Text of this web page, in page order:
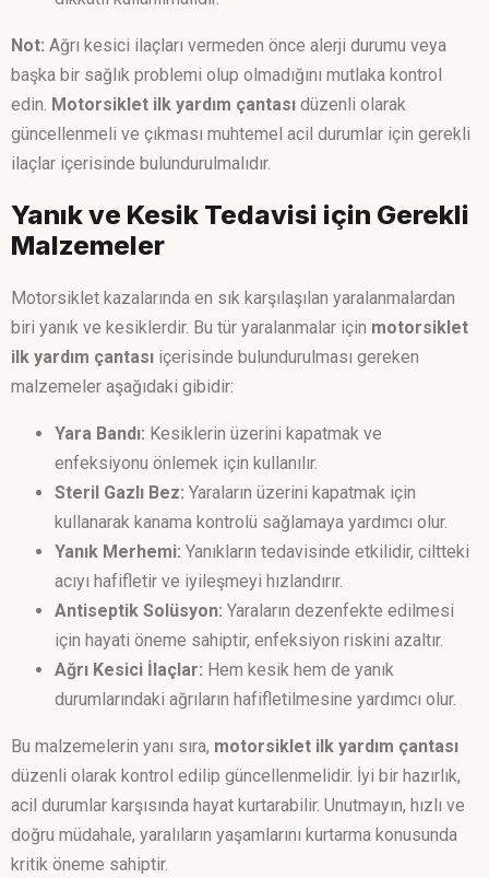
Not: Ağrı kesici ilaçları vermeden önce alerji durumu veya
başka bir sağlık problemi olup olmadığını mutlaka kontrol
edin. Motorsiklet ilk yardım çantası düzenli olarak
güncellenmeli ve çıkması muhtemel acil durumlar için gerekli
ilaçlar içerisinde bulundurulmalıdır.
Yanık ve Kesik Tedavisi için Gerekli
Malzemeler
Motorsiklet kazalarında en sık karşılaşılan yaralanmalardan
biri yanık ve kesiklerdir. Bu tür yaralanmalar için motorsiklet
ilk yardım çantası içerisinde bulundurulması gereken
malzemeler aşağıdaki gibidir:
Yara Bandı: Kesiklerin üzerini kapatmak ve
enfeksiyonu önlemek için kullanılır.
Steril Gazlı Bez: Yaraların üzerini kapatmak için
kullanarak kanama kontrolü sağlamaya yardımcı olur.
Yanık Merhemi: Yanıkların tedavisinde etkilidir, ciltteki
acıyı hafifletir ve iyileşmeyi hızlandırır.
Antiseptik Solüsyon: Yaraların dezenfekte edilmesi
için hayati öneme sahiptir, enfeksiyon riskini azaltır.
Ağrı Kesici İlaçlar: Hem kesik hem de yanık
durumlarındaki ağrıların hafifletilmesine yardımcı olur.
Bu malzemelerin yanı sıra, motorsiklet ilk yardım çantası
düzenli olarak kontrol edilip güncellenmelidir. İyi bir hazırlık,
acil durumlar karşısında hayat kurtarabilir. Unutmayın, hızlı ve
doğru müdahale, yaralıların yaşamlarını kurtarma konusunda
kritik öneme sahiptir.